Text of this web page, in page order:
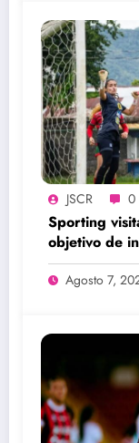
JSCR 0
Sporting
objetivo de
una victoria
Agosto 7,